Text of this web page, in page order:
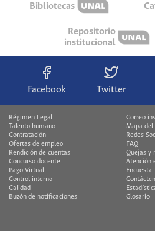
Bibliotecas
Repositorio
institucional
Facebook Twitter
Régimen Legal
Talento humano
Contratación
Ofertas de empleo
Rendición de cuentas
Concurso docente
Pago Virtual
Control interno
Calidad
Buzón de notificaciones
Correo
Mapa del
Redes
FAQ
Quejas y
Atención
Encuesta
Glosario